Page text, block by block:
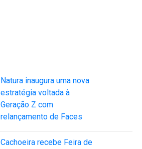
Natura inaugura uma nova
estratégia voltada à
Geração Z com
relançamento de Faces
Cachoeira recebe Feira de